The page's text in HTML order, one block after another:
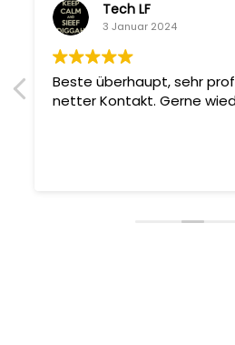
Tech LF
3 Januar 2024
Beste überhaupt, sehr
netter Kontakt. Gerne